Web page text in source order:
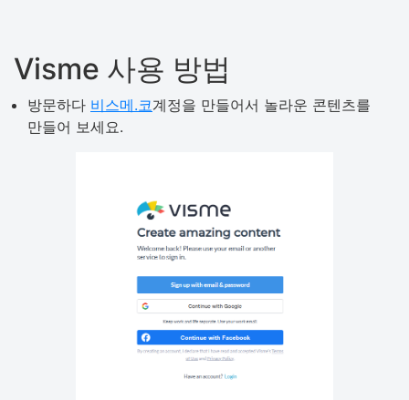
Visme 사용 방법
방문하다 비스메.코계정을 만들어서 놀라운 콘텐츠를
만들어 보세요.